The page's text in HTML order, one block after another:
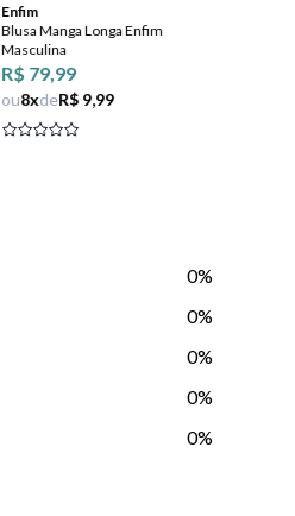
Enfim
Blusa Manga Longa Enfim
Masculina
R$ 79,99
ou8xdeR$ 9,99
0%
0%
0%
0%
0%